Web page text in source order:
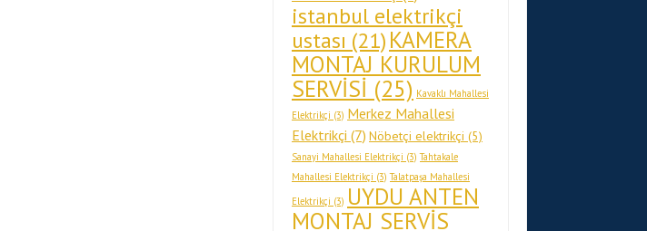
istanbul elektrikçi
ustası (21)KAMERA
MONTAJ KURULUM
SERVİSİ (25) Kavaklı Mahallesi
Elektrikçi (3) Merkez Mahallesi
Elektrikçi (7) Nöbetçi elektrikçi (5)
Sanayi Mahallesi Elektrikçi (3) Tahtakale
Mahallesi Elektrikçi (3) Talatpaşa Mahallesi
Elektrikçi (3) UYDU ANTEN
MONTAJ SERVİS